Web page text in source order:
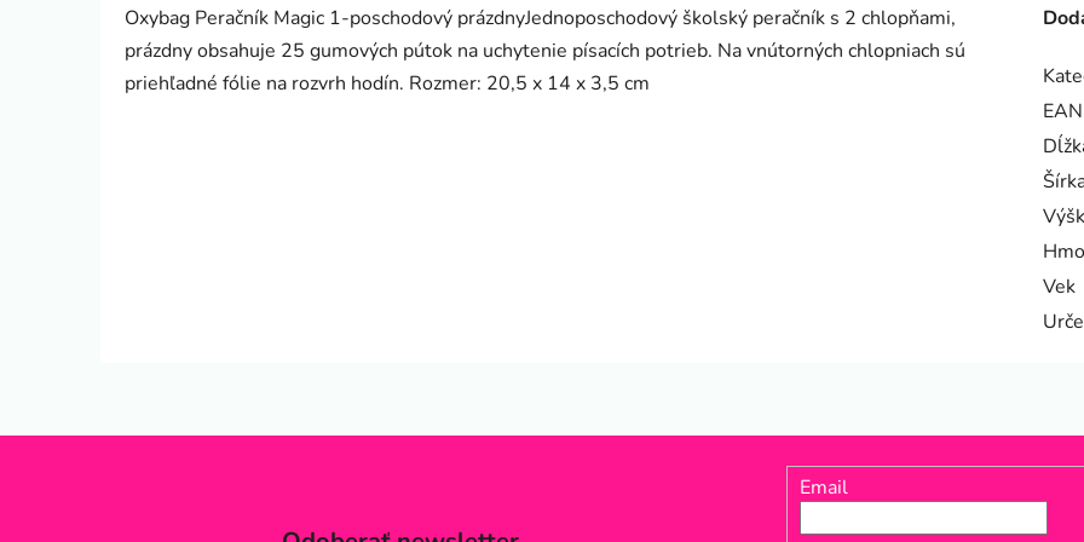
Oxybag Peračník Magic 1-poschodový prázdnyJednoposchodový školský peračník s 2 chlopňami,
prázdny obsahuje 25 gumových pútok na uchytenie písacích potrieb. Na vnútorných chlopniach sú
priehľadné fólie na rozvrh hodín. Rozmer: 20,5 x 14 x 3,5 cm
EAN
Vek
Email